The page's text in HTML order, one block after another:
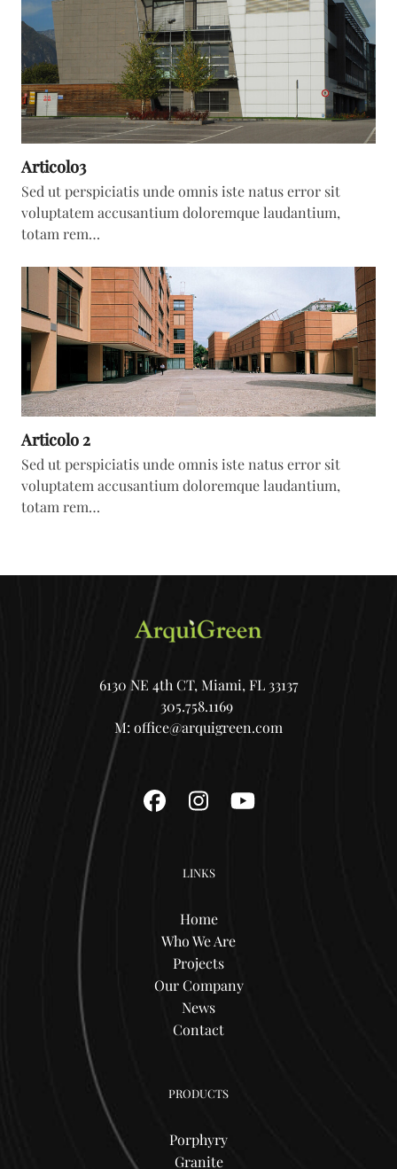
Articolo3
Sed ut perspiciatis unde omnis iste natus error sit
voluptatem accusantium doloremque laudantium,
totam rem…
Articolo 2
Sed ut perspiciatis unde omnis iste natus error sit
voluptatem accusantium doloremque laudantium,
totam rem…
6130 NE 4th CT, Miami, FL 33137
305.758.1169
M: office@arquigreen.com
Facebook
Instagram
YouTube
LINKS
Home
Who We Are
Projects
Our Company
News
Contact
PRODUCTS
Porphyry
Granite